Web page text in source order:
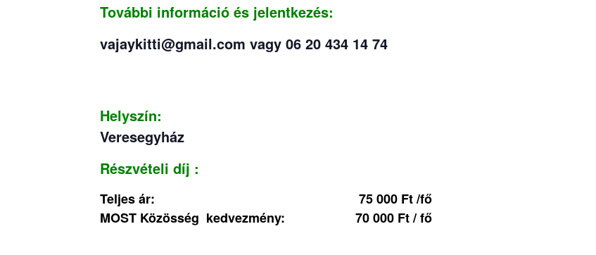
További információ és jelentkezés:
vajaykitti@gmail.com vagy 06 20 434 14 74
Helyszín:
Veresegyház
Részvételi díj :
Teljes ár: 75 000 Ft /fő
MOST Közösség kedvezmény: 70 000 Ft / fő